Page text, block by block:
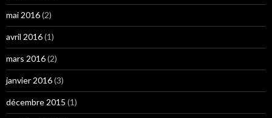
mai 2016(2)
avril 2016(1)
mars 2016(2)
janvier 2016(3)
décembre 2015 (1)